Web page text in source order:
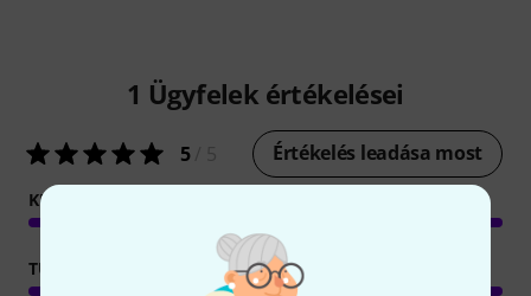
1 Ügyfelek értékelései
5/ 5 Értékelés leadása most
KEZELÉS
TULAJDONSAGOK